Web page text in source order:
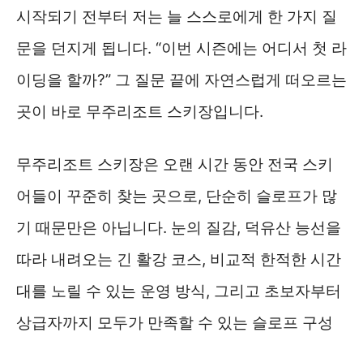
시작되기 전부터 저는 늘 스스로에게 한 가지 질
문을 던지게 됩니다. “이번 시즌에는 어디서 첫 라
이딩을 할까?” 그 질문 끝에 자연스럽게 떠오르는
곳이 바로 무주리조트 스키장입니다.
무주리조트 스키장은 오랜 시간 동안 전국 스키
어들이 꾸준히 찾는 곳으로, 단순히 슬로프가 많
기 때문만은 아닙니다. 눈의 질감, 덕유산 능선을
따라 내려오는 긴 활강 코스, 비교적 한적한 시간
대를 노릴 수 있는 운영 방식, 그리고 초보자부터
상급자까지 모두가 만족할 수 있는 슬로프 구성